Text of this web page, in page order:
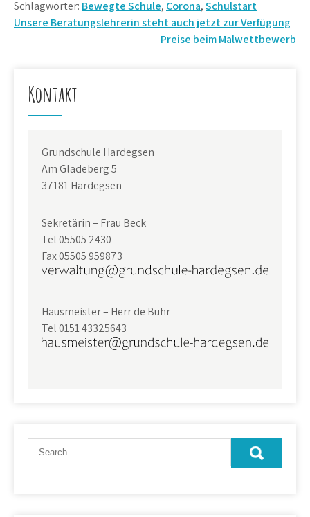
Schlagwörter: Bewegte Schule, Corona,Schulstart
Beitragsnavigation
Unsere Beratungslehrerin steht auch jetzt zur Verfügung
Preise beim Malwettbewerb
Kontakt
Grundschule Hardegsen
Am Gladeberg 5
37181 Hardegsen
Sekretärin – Frau Beck
Tel 05505 2430
Fax 05505 959873
Hausmeister – Herr de Buhr
Tel 0151 43325643